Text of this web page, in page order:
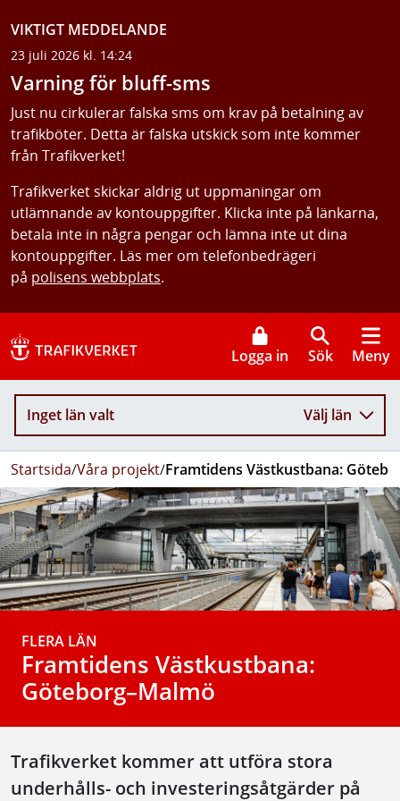
VIKTIGT MEDDELANDE
23 juli 2026 kl. 14:24
Varning för bluff-sms
Just nu cirkulerar falska sms om krav på betalning av
trafikböter. Detta är falska utskick som inte kommer
från Trafikverket!
Trafikverket skickar aldrig ut uppmaningar om
utlämnande av kontouppgifter. Klicka inte på länkarna,
betala inte in några pengar och lämna inte ut dina
kontouppgifter. Läs mer om telefonbedrägeri
på polisens webbplats.
Logga in Sök Meny
Inget län valt Välj län
Startsida/Våra projekt/Framtidens Västkustbana:
FLERA LÄN
Framtidens Västkustbana:
Göteborg–Malmö
Trafikverket kommer att utföra stora
underhålls- och investeringsåtgärder på